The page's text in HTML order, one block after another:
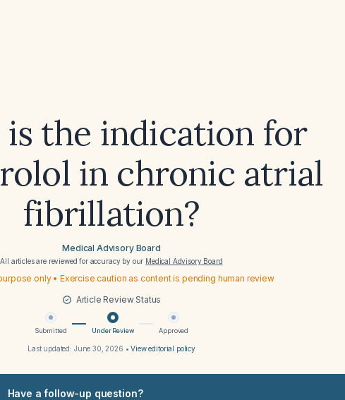
the indication for
in chronic atrial
fibrillation?
Medical Advisory Board
All articles are reviewed for accuracy by our Medical Advisory Board
only • Exercise caution as content is pending human review
Article Review Status
Submitted Under Review Approved
Last updated: June 30, 2026 •View editorial policy
Have a follow-up question?